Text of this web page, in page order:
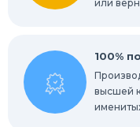
или
100%
высшей